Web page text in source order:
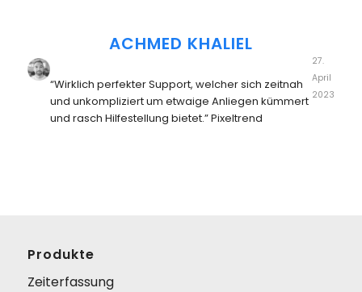
ACHMED KHALIEL
“Wirklich perfekter Support, welcher sich zeitnah
und unkompliziert um etwaige Anliegen kümmert
und rasch Hilfestellung bietet.” Pixeltrend
27.
April
2023
Produkte
Zeiterfassung